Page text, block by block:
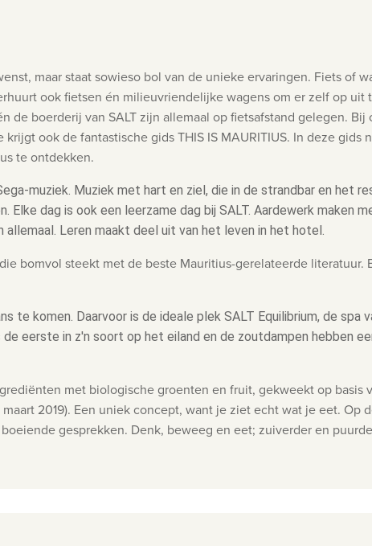
maar staat sowieso bol van de unieke ervaringen. Fiets of
ook fietsen én milieuvriendelijke wagens om er zelf op
de boerderij van SALT zijn allemaal op fietsafstand gelegen.
ook de fantastische gids THIS IS MAURITIUS. In deze
te ontdekken.
muziek. Muziek met hart en ziel, die in de strandbar en het
Elke dag is ook een leerzame dag bij SALT. Aardewerk maken
Leren maakt deel uit van het leven in het hotel.
bomvol steekt met de beste Mauritius-gerelateerde literatuur.
te komen. Daarvoor is de ideale plek SALT Equilibrium, de
eerste in z'n soort op het eiland en de zoutdampen hebben
met biologische groenten en fruit, gekweekt op basis
2019). Een uniek concept, want je ziet echt wat je eet. Op
gesprekken. Denk, beweeg en eet; zuiverder en